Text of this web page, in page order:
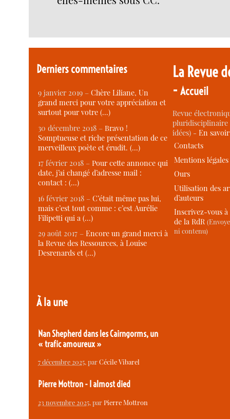
Derniers commentaires
9 janvier 2019 –Chère Liliane, Un
grand merci pour votre appréciation et
surtout pour votre (…)
30 décembre 2018 –Bravo !
Somptueuse et riche présentation de ce
merveilleux poète et érudit. (…)
17 février 2018 –Pour cette annonce qui
date, j’ai changé d’adresse mail :
contact : (…)
16 février 2018 –C’était même pas lui,
mais c’est tout comme : c’est Aurélie
Filipetti qui a (…)
29 août 2017 –Encore un grand merci à
la Revue des Ressources, à Louise
Desrenards et (…)
À la une
Nan Shepherd dans les Cairngorms, un
« trafic amoureux »
7 décembre 2025, parCécile Vibarel
Pierre Mottron - I almost died
23 novembre 2025, parPierre Mottron
La Revue
-Accueil
Revue
idées) -En
Contacts
Mentions légales
Ours
Utilisation des
d’auteurs
Inscrivez-vous
de la RdR
ni contenu)